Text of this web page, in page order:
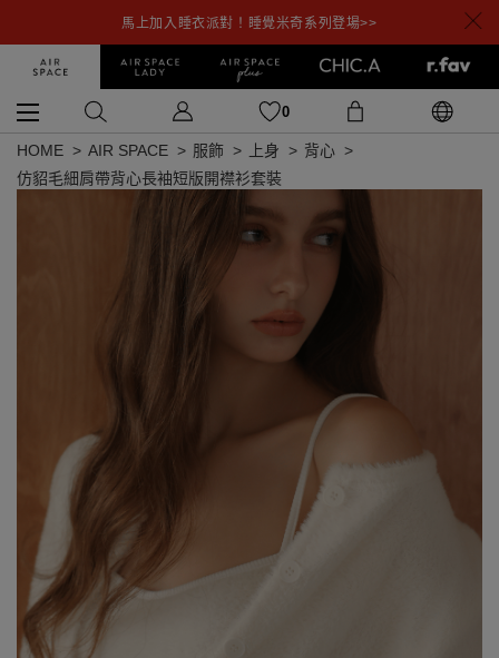
馬上加入睡衣派對！睡覺米奇系列登場>>
0
HOME AIR SPACE 服飾 上身
背心
仿貂毛細肩帶背心長袖短版開襟衫套裝